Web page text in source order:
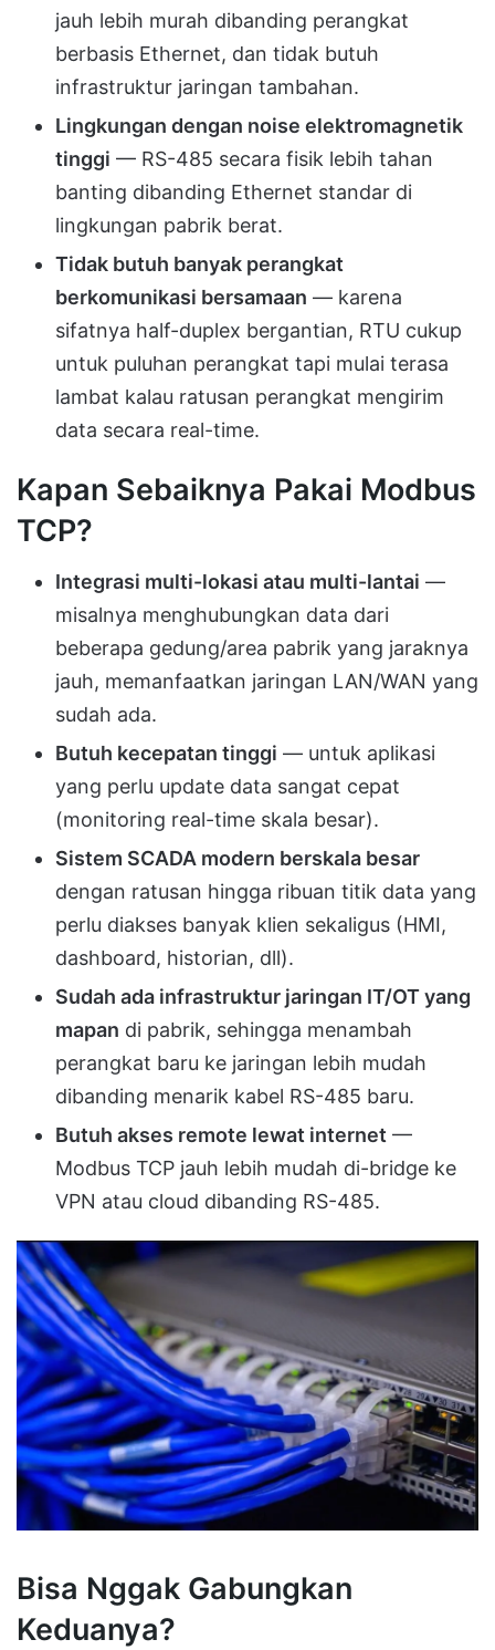
jauh lebih murah dibanding perangkat
berbasis Ethernet, dan tidak butuh
infrastruktur jaringan tambahan.
Lingkungan dengan noise elektromagnetik
tinggi — RS-485 secara fisik lebih tahan
banting dibanding Ethernet standar di
lingkungan pabrik berat.
Tidak butuh banyak perangkat
berkomunikasi bersamaan — karena
sifatnya half-duplex bergantian, RTU cukup
untuk puluhan perangkat tapi mulai terasa
lambat kalau ratusan perangkat mengirim
data secara real-time.
Kapan Sebaiknya Pakai Modbus
TCP?
Integrasi multi-lokasi atau multi-lantai —
misalnya menghubungkan data dari
beberapa gedung/area pabrik yang jaraknya
jauh, memanfaatkan jaringan LAN/WAN yang
sudah ada.
Butuh kecepatan tinggi — untuk aplikasi
yang perlu update data sangat cepat
(monitoring real-time skala besar).
Sistem SCADA modern berskala besar
dengan ratusan hingga ribuan titik data yang
perlu diakses banyak klien sekaligus (HMI,
dashboard, historian, dll).
Sudah ada infrastruktur jaringan IT/OT yang
mapan di pabrik, sehingga menambah
perangkat baru ke jaringan lebih mudah
dibanding menarik kabel RS-485 baru.
Butuh akses remote lewat internet —
Modbus TCP jauh lebih mudah di-bridge ke
VPN atau cloud dibanding RS-485.
Bisa Nggak Gabungkan
Keduanya?